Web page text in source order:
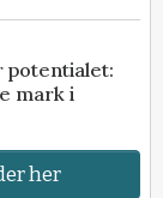
potentialet:
mark i
her